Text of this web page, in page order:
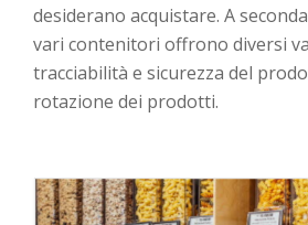
desiderano acquistare. A
vari contenitori offrono diversi
tracciabilità e sicurezza del
rotazione dei prodotti.